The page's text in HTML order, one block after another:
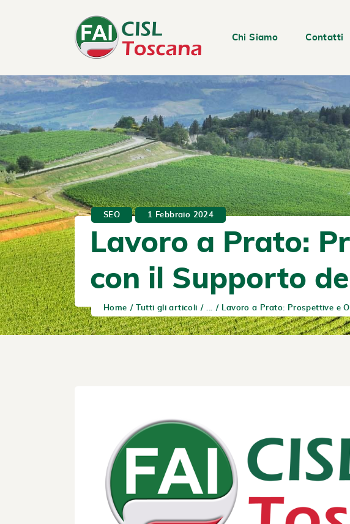
Chi Siamo Contatti
SEO 1 Febbraio 2024
Lavoro a Prato:
con il Supporto
Home Tutti gli articoli ... Lavoro a Prato: Prospettive e